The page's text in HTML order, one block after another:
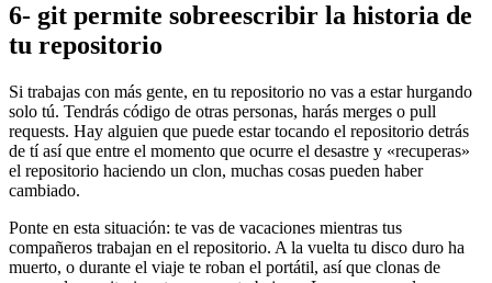
6- git permite sobreescribir la historia de
tu repositorio
Si trabajas con más gente, en tu repositorio no vas a estar hurgando
solo tú. Tendrás código de otras personas, harás merges o pull
requests. Hay alguien que puede estar tocando el repositorio detrás
de tí así que entre el momento que ocurre el desastre y «recuperas»
el repositorio haciendo un clon, muchas cosas pueden haber
cambiado.
Ponte en esta situación: te vas de vacaciones mientras tus
compañeros trabajan en el repositorio. A la vuelta tu disco duro ha
muerto, o durante el viaje te roban el portátil, así que clonas de